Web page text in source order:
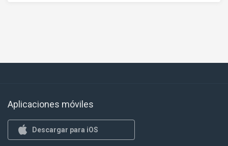
Aplicaciones móviles
Descargar para iOS